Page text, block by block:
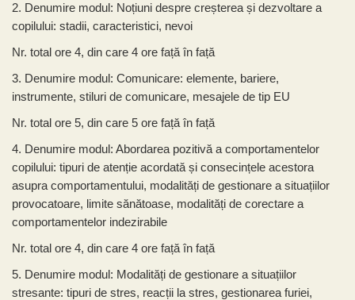
2. Denumire modul: Noțiuni despre creșterea și dezvoltare a
copilului: stadii, caracteristici, nevoi
Nr. total ore 4, din care 4 ore față în față
3. Denumire modul: Comunicare: elemente, bariere,
instrumente, stiluri de comunicare, mesajele de tip EU
Nr. total ore 5, din care 5 ore față în față
4. Denumire modul: Abordarea pozitivă a comportamentelor
copilului: tipuri de atenție acordată și consecințele acestora
asupra comportamentului, modalități de gestionare a situațiilor
provocatoare, limite sănătoase, modalități de corectare a
comportamentelor indezirabile
Nr. total ore 4, din care 4 ore față în față
5. Denumire modul: Modalități de gestionare a situațiilor
stresante: tipuri de stres, reacții la stres, gestionarea furiei,